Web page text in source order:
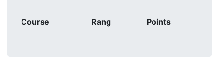
Course Rang Points